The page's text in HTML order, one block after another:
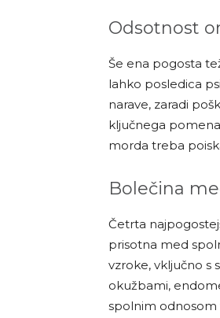
Odsotnost
Še ena pogosta
lahko posledica
narave, zaradi
ključnega
morda treba
Bolečina
Četrta
prisotna med
vzroke, vključno s
okužbami,
spolnim